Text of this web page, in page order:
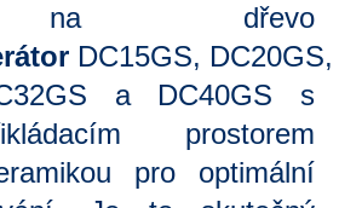
na dřevo
DC15GS, DC20GS,
a DC40GS s
prostorem
pro optimální